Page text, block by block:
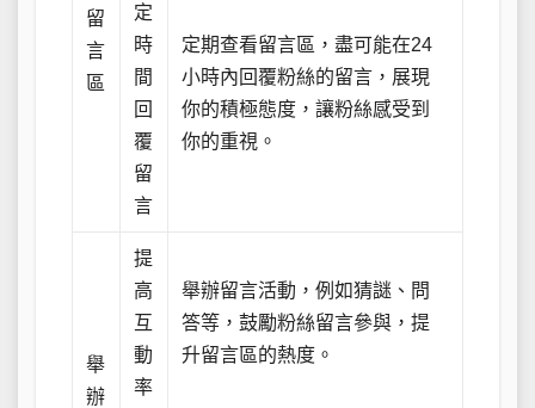
留
言
區
定
時
間
回
覆
留
言
定期查看留言區，盡可能在24
小時內回覆粉絲的留言，展現
你的積極態度，讓粉絲感受到
你的重視。
舉
辦
提
高
互
動
率
舉辦留言活動，例如猜謎、問
答等，鼓勵粉絲留言參與，提
升留言區的熱度。